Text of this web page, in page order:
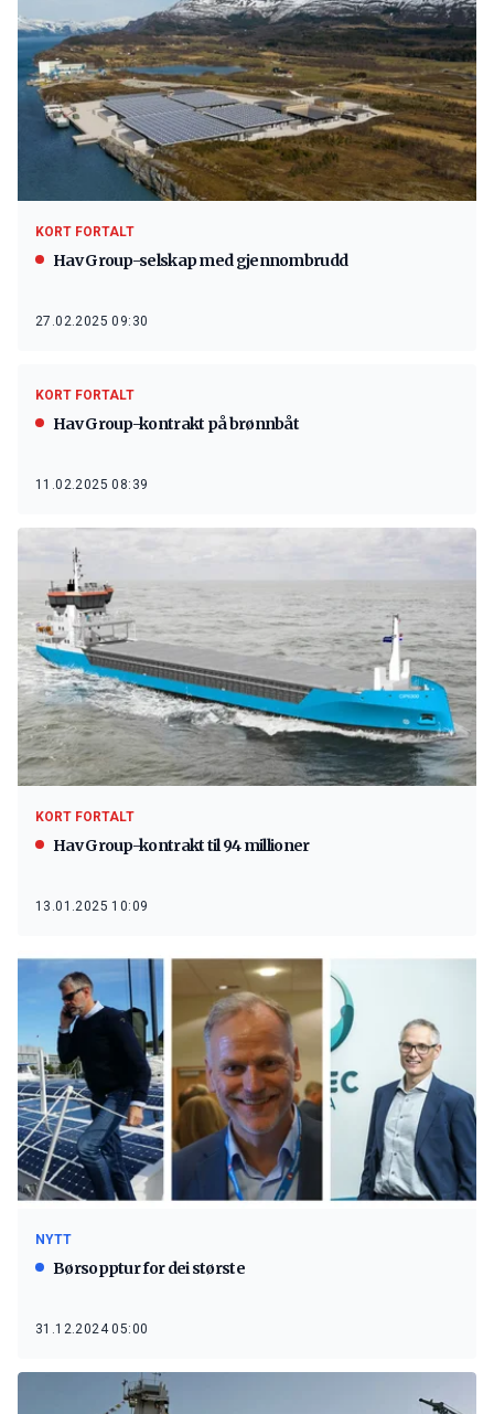
KORT FORTALT
Hav Group-selskap med gjennombrudd
27.02.2025 09:30
KORT FORTALT
Hav Group-kontrakt på brønnbåt
11.02.2025 08:39
KORT FORTALT
Hav Group-kontrakt til 94 millioner
13.01.2025 10:09
NYTT
Børsopptur for dei største
31.12.2024 05:00